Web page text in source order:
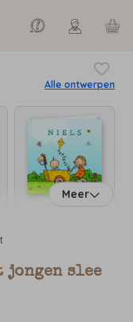
Alle ontwerpen
Meer
jongen slee